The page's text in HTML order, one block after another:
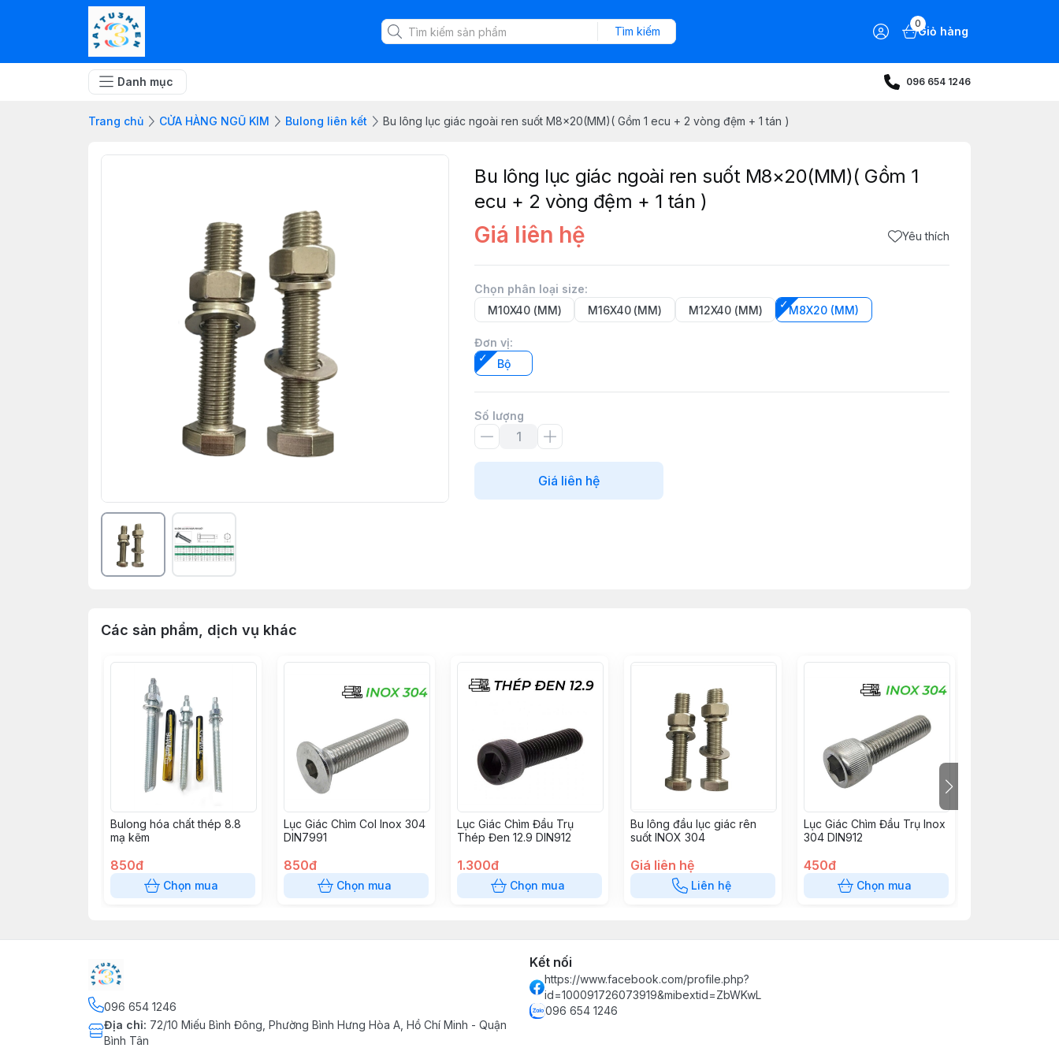
Tìm kiếm
0
Giỏ hàng
Danh mục 096 654 1246
Trang chủ CỬA HÀNG NGŨ KIM Bulong liên kết Bu lông lục giác ngoài ren suốt M8×20(MM)( Gồm 1 ecu + 2 vòng đệm + 1 tán )
Bu lông lục giác ngoài ren suốt M8×20(MM)( Gồm 1
ecu + 2 vòng đệm + 1 tán )
Giá liên hệ Yêu thích
Chọn phân loại size:
M10X40 (MM)
M16X40 (MM) M12X40 (MM) M8X20 (MM)
Đơn vị:
Bộ
Số lượng
Giá liên hệ
Các sản phẩm, dịch vụ khác
Bulong hóa chất thép 8.8
mạ kẽm
850đ
Chọn mua
Lục Giác Chìm Col Inox 304
DIN7991
850đ
Chọn mua
Lục Giác Chìm Đầu Trụ
Thép Đen 12.9 DIN912
1.300đ
Chọn mua
Bu lông đầu lục giác rên
suốt INOX 304
Giá liên hệ
Liên hệ
Lục Giác Chìm Đầu Trụ Inox
304 DIN912
450đ
Chọn mua
096 654 1246
Địa chỉ: 72/10 Miếu Bình Đông, Phường Bình Hưng Hòa A, Hồ Chí Minh - Quận
Bình Tân
Kết nối
https://www.facebook.com/profile.php?
id=100091726073919&mibextid=ZbWKwL
096 654 1246